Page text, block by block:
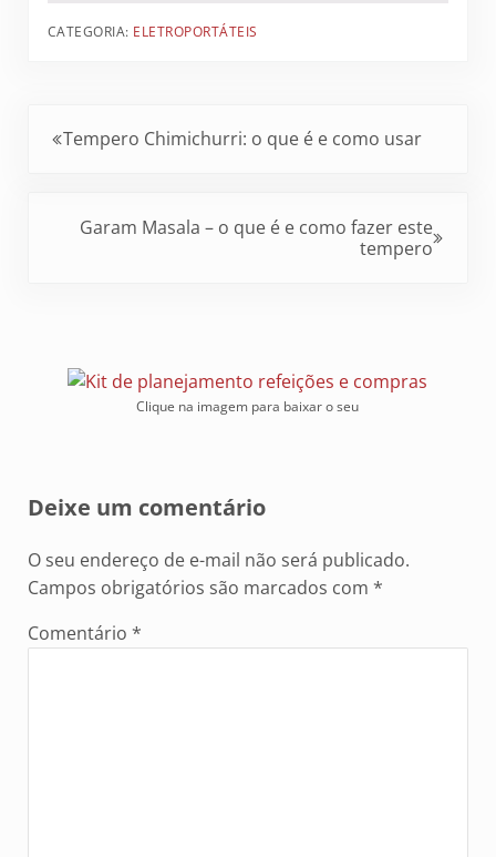
CATEGORIA: ELETROPORTÁTEIS
Tempero Chimichurri: o que é e como usar
Garam Masala – o que é e como fazer este
tempero
Clique na imagem para baixar o seu
Deixe um comentário
O seu endereço de e-mail não será publicado.
Campos obrigatórios são marcados com *
Comentário *